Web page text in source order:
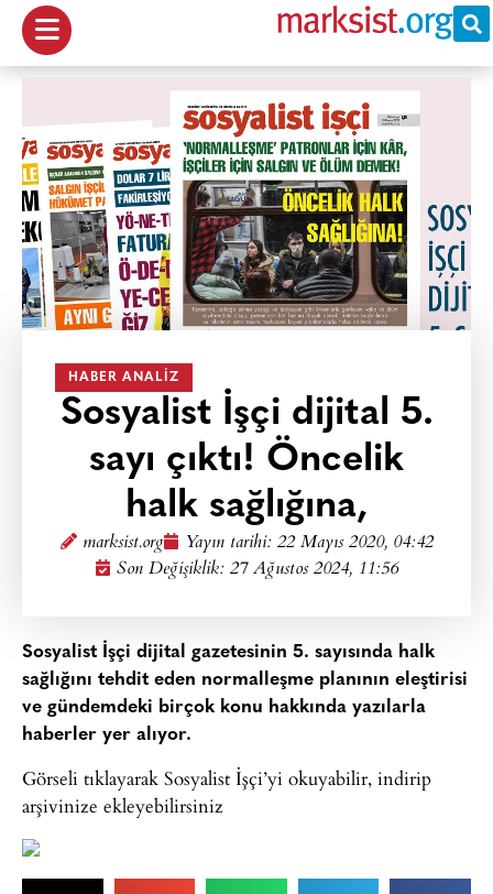
HABER ANALIZ
Sosyalist İşçi dijital 5.
sayı çıktı! Öncelik
halk sağlığına,
marksist.org Yayın tarihi: 22 Mayıs 2020, 04:42
Son Değişiklik: 27 Ağustos 2024, 11:56
Sosyalist İşçi dijital gazetesinin 5. sayısında halk
sağlığını tehdit eden normalleşme planının eleştirisi
ve gündemdeki birçok konu hakkında yazılarla
haberler yer alıyor.
Görseli tıklayarak Sosyalist İşçi’yi okuyabilir, indirip
arşivinize ekleyebilirsiniz